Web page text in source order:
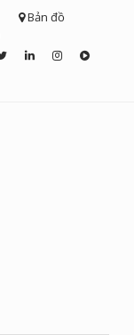
Bản đồ